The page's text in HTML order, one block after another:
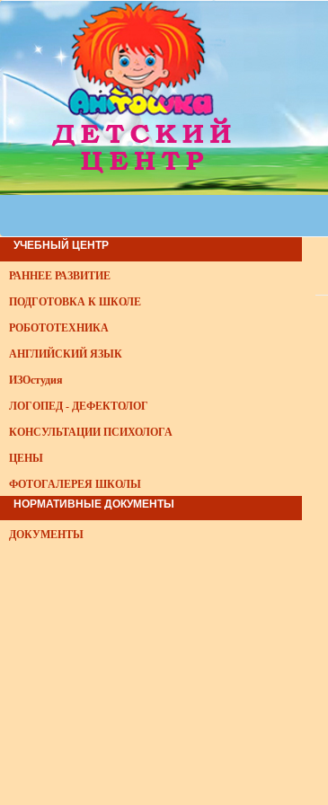
УЧЕБНЫЙ ЦЕНТР
РАННЕЕ РАЗВИТИЕ
ПОДГОТОВКА К ШКОЛЕ
РОБОТОТЕХНИКА
АНГЛИЙСКИЙ ЯЗЫК
ИЗОстудия
ЛОГОПЕД - ДЕФЕКТОЛОГ
КОНСУЛЬТАЦИИ ПСИХОЛОГА
ЦЕНЫ
ФОТОГАЛЕРЕЯ ШКОЛЫ
НОРМАТИВНЫЕ ДОКУМЕНТЫ
ДОКУМЕНТЫ